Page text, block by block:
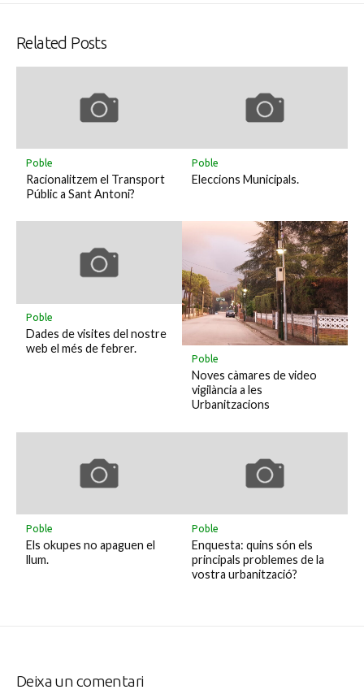
Related Posts
Poble
Racionalitzem el Transport
Públic a Sant Antoni?
Poble
Eleccions Municipals.
Poble
Dades de visites del nostre
web el més de febrer.
Poble
Noves càmares de video
vigilància a les
Urbanitzacions
Poble
Els okupes no apaguen el
llum.
Poble
Enquesta: quins són els
principals problemes de la
vostra urbanització?
Deixa un comentari